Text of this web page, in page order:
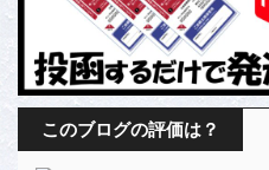
このブログの評価は？